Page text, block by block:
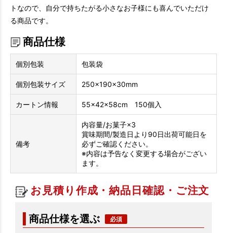
トなので、自分で持ちたがる小さなお子様にも喜んでいただけ
る商品です。
商品仕様
個別包装 包装袋
個別包装サイズ 250×190×30mm
カートン情報 55×42×58cm 150個入
備考
内容量/お菓子×3
賞味期間/製造日より90日出荷可能日を
必ずご確認ください。
※内容は予告なく変更する場合がござい
ます。
お見積り作成・納品日確認・ご注文
商品仕様を選ぶ